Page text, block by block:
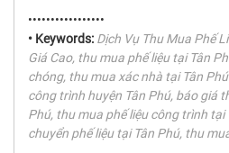
•••••••••••••••••
• Keywords: Dịch Vụ Thu Mua Phế
Giá Cao, thu mua phế liệu tại Tân
chóng, thu mua xác nhà tại Tân
công trình huyện Tân Phú, báo giá
Phú, thu mua phế liệu công trình tại
chuyển phế liệu tại Tân Phú, thu